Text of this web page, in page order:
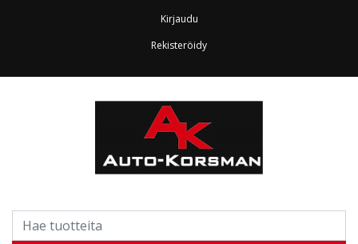
Kirjaudu
Rekisteröidy